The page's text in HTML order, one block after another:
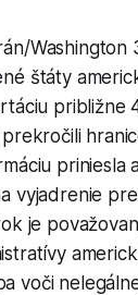
Washington
štáty
približne
priniesla
vyjadrenie
je
voči